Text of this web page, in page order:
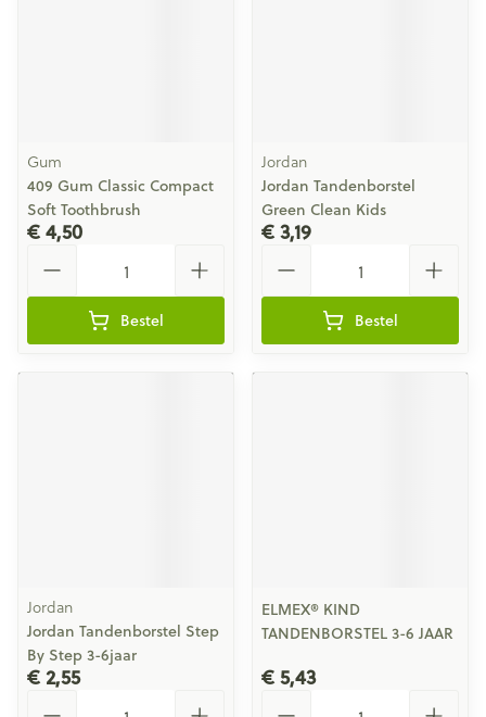
Gum
409 Gum Classic Compact
Soft Toothbrush
€ 4,50
Bestel
Jordan
Jordan Tandenborstel
Green Clean Kids
€ 3,19
Bestel
Jordan
Jordan Tandenborstel Step
By Step 3-6jaar
€ 2,55
ELMEX® KIND
TANDENBORSTEL 3-6 JAAR
€ 5,43